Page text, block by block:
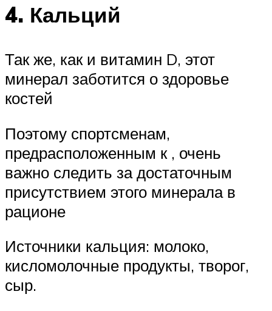
4. Кальций
Так же, как и витамин D, этот
минерал заботится о здоровье
костей
Поэтому спортсменам,
предрасположенным к , очень
важно следить за достаточным
присутствием этого минерала в
рационе
Источники кальция: молоко,
кисломолочные продукты, творог,
сыр.